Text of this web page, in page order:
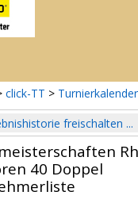
click-TT > Turnierkalender
freischalten ...
40 Doppel